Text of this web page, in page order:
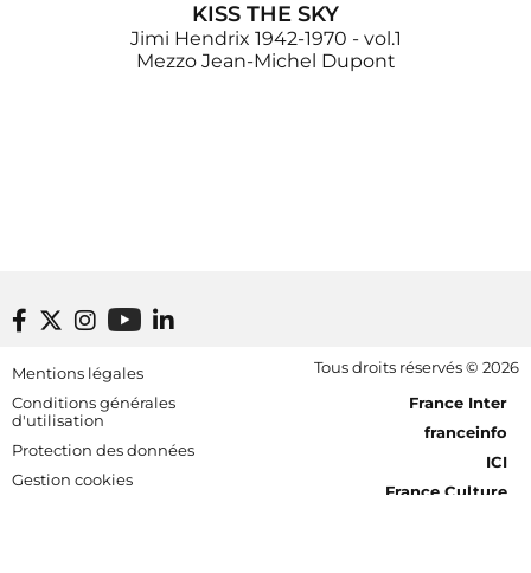
KISS THE SKY
Jimi Hendrix 1942-1970 - vol.1
Mezzo Jean-Michel Dupont
Footer bottom
Mentions légales
Conditions générales
d'utilisation
Protection des données
Gestion cookies
Tous droits réservés © 2026
[RDF] Pied de page - Mobile
France Inter
franceinfo
ICI
France Culture